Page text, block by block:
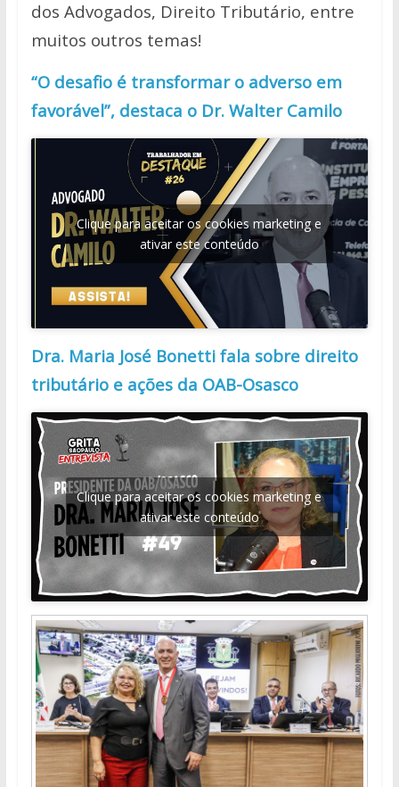
dos Advogados, Direito Tributário, entre
muitos outros temas!
“O desafio é transformar o adverso em
favorável”, destaca o Dr. Walter Camilo
Clique para aceitar os cookies marketing e
ativar este conteúdo
Dra. Maria José Bonetti fala sobre direito
tributário e ações da OAB-Osasco
Clique para aceitar os cookies marketing e
ativar este conteúdo